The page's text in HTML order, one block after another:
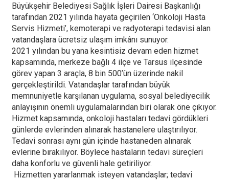
Büyükşehir Belediyesi Sağlık İşleri Dairesi Başkanlığı
tarafından 2021 yılında hayata geçirilen ‘Onkoloji Hasta
Servis Hizmeti’, kemoterapi ve radyoterapi tedavisi alan
vatandaşlara ücretsiz ulaşım imkânı sunuyor.
2021 yılından bu yana kesintisiz devam eden hizmet
kapsamında, merkeze bağlı 4 ilçe ve Tarsus ilçesinde
görev yapan 3 araçla, 8 bin 500’ün üzerinde nakil
gerçekleştirildi. Vatandaşlar tarafından büyük
memnuniyetle karşılanan uygulama, sosyal belediyecilik
anlayışının önemli uygulamalarından biri olarak öne çıkıyor.
Hizmet kapsamında, onkoloji hastaları tedavi gördükleri
günlerde evlerinden alınarak hastanelere ulaştırılıyor.
Tedavi sonrası aynı gün içinde hastaneden alınarak
evlerine bırakılıyor. Böylece hastaların tedavi süreçleri
daha konforlu ve güvenli hale getiriliyor.
Hizmetten yararlanmak isteyen vatandaşlar; tedavi